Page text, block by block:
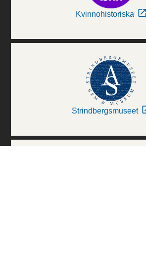
Kvinnohistoriska
Strindbergsmuseet